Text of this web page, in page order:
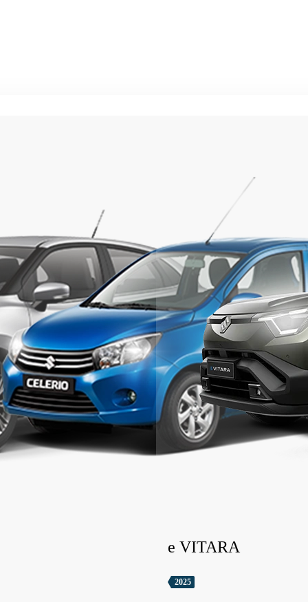
e VITARA
2025